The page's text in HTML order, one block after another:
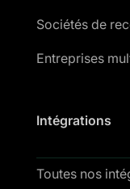
Sociétés de
Entreprises
Intégrations
Toutes nos